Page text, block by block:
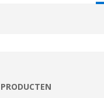
PRODUCTEN